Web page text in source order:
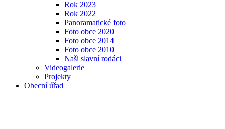
Rok 2023
Rok 2022
Panoramatické foto
Foto obce 2020
Foto obce 2014
Foto obce 2010
Naši slavní rodáci
Videogalerie
Projekty
Obecní úřad